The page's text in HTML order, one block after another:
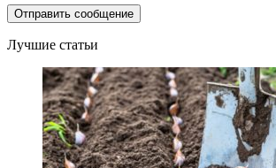
Лучшие статьи